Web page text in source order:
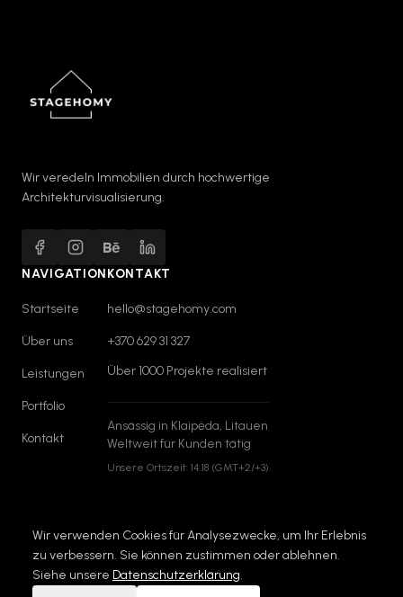
Wir veredeln Immobilien durch hochwertige
Architekturvisualisierung.
NAVIGATION
Startseite
Über uns
Leistungen
Portfolio
Kontakt
KONTAKT
hello@stagehomy.com
+370 629 31 327
Über 1000 Projekte realisiert
Ansässig in Klaipėda, Litauen
Weltweit für Kunden tätig
Unsere Ortszeit: 14:18 (GMT+2/+3)
© 2026 StageHomy. Alle Rechte vorbehalten.
Datenschutzerklärung
Wir verwenden Cookies für Analysezwecke, um Ihr Erlebnis
zu verbessern. Sie können zustimmen oder ablehnen.
Siehe unsere Datenschutzerklärung.